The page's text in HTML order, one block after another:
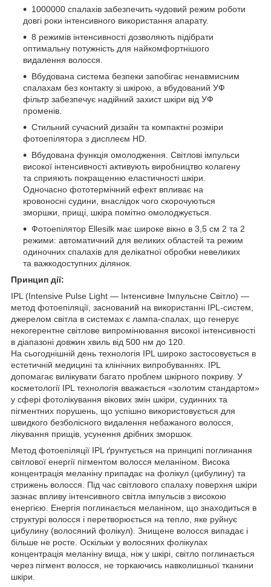
1000000 спалахів забезпечить чудовий режим роботи
довгі роки інтенсивного використання апарату.
8 режимів інтенсивності дозволяють підібрати
оптимальну потужність для найкомфортнішого
видалення волосся.
Вбудована система безпеки запобігає ненавмисним
спалахам без контакту зі шкірою, а вбудований УФ
фільтр забезпечує надійний захист шкіри від УФ
променів.
Стильний сучасний дизайн та компактні розміри
фотоепілятора з дисплеєм HD.
Вбудована функція омолодження. Світлові імпульси
високої інтенсивності активують виробництво колагену
та сприяють покращенню еластичності шкіри.
Одночасно фототермічний ефект впливає на
кровоносні судини, внаслідок чого скорочуються
зморшки, прищі, шкіра помітно омолоджується.
Фотоепілятор Ellesilk має широке вікно в 3,5 см 2 та 2
режими: автоматичний для великих областей та режим
одиночних спалахів для делікатної обробки невеликих
та важкодоступних ділянок.
Принцип дії:
IPL (Intensive Pulse Light — Інтенсивне Імпульсне Світло) —
метод фотоепіляції, заснований на використанні IPL-систем,
джерелом світла в системах є лампа-спалах, що генерує
некогерентне світлове випромінювання високої інтенсивності
в діапазоні довжин хвиль від 500 нм до 120.
На сьогоднішній день технологія IPL широко застосовується в
естетичній медицині та клінічних випробуваннях. IPL
допомагає вилікувати багато проблем шкірного покриву. У
косметології IPL технологія вважається «золотим стандартом»
у сфері фотолікування вікових змін шкіри, судинних та
пігментних порушень, що успішно використовується для
швидкого безболісного видалення небажаного волосся,
лікування прищів, усунення дрібних зморшок.
Метод фотоепіляції IPL ґрунтується на принципі поглинання
світлової енергії пігментом волосся меланіном. Висока
концентрація меланіну припадає на фолікул (цибулину) та
стрижень волосся. Під час світлового спалаху поверхня шкіри
зазнає впливу інтенсивного світла імпульсів з високою
енергією. Енергія поглинається меланіном, що знаходиться в
структурі волосся і перетворюється на тепло, яке руйнує
цибулину (волосяний фолікул). Знищене волосся випадає і
більше не росте. Оскільки у волосяних фолікулах
концентрація меланіну вища, ніж у шкірі, світло поглинається
через пігмент волосся, не торкаючись навколишньої тканини
шкіри.